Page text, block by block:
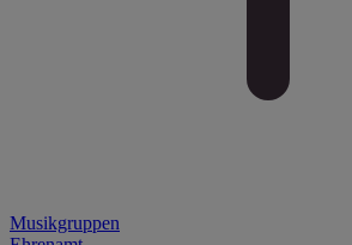
Musikgruppen